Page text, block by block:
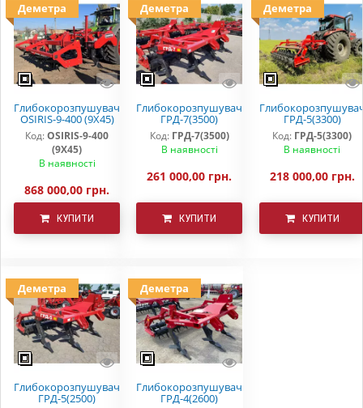
Деметра
Глибокорозпушувач
OSIRIS-9-400 (9Х45)
Код:OSIRIS-9-400
(9Х45)
В наявності
868 000,00 грн.
КУПИТИ
Деметра
Глибокорозпушувач
ГРД-7(3500)
Код: ГРД-7(3500)
В наявності
261 000,00 грн.
КУПИТИ
Деметра
ГРД-5(3300)
Код: ГРД-5(3300)
В наявності
218 000,00 грн.
КУПИТИ
Деметра
Глибокорозпушувач
ГРД-5(2500)
Деметра
Глибокорозпушувач
ГРД-4(2600)